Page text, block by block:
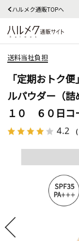
ハルメク通販TOPへ
送料当社負担
「定期おトク
ルパウダー（
１０ ６０日コ
4.2